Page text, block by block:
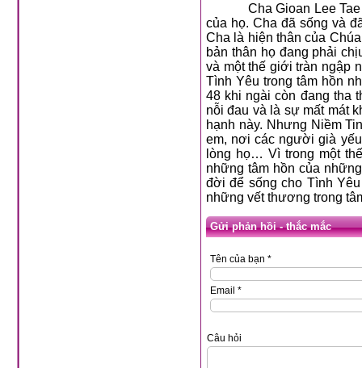
Cha Gioan Lee
của họ. Cha đã sống và
Cha là hiện thân của
bản thân họ đang phải
và một thế giới tràn ngập
Tình Yêu trong tâm hồn
48 khi ngài còn đang tha
nỗi đau và là sự mất mát
hạnh này. Nhưng Niềm
em, nơi các người già
lòng họ… Vì trong một
những tâm hồn của
đời để sống cho Tình
những vết thương trong
Gửi phản hồi - thắc mắc
Tên của bạn *
Email *
Câu hỏi